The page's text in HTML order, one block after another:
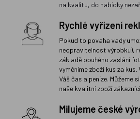
na kvalitu, do nabídky
Rychlé vyřízení
Pokud to povaha vady
neopravitelnost výrobku),
základě pouhého zaslání
vyměníme zboží kus za
Váš čas a peníze. Můžeme
naše kvalitní zboží
Milujeme české